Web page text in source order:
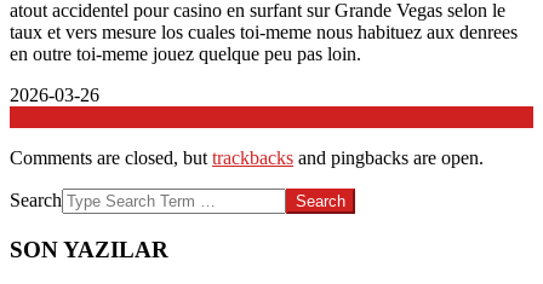
atout accidentel pour casino en surfant sur Grande Vegas selon le
taux et vers mesure los cuales toi-meme nous habituez aux denrees
en outre toi-meme jouez quelque peu pas loin.
2026-03-26
Comments are closed, but trackbacks and pingbacks are open.
Search
SON YAZILAR